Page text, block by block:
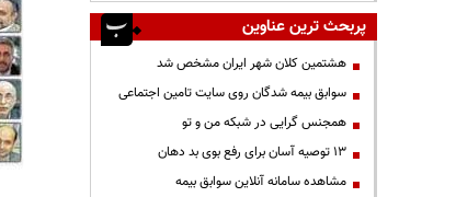
پربحث ترین عناوین
هشتمین کلان شهر ایران مشخص شد
سوابق بیمه شدگان روی سایت تامین اجتماعی
همجنس گرایی در شبکه من و تو
13 توصیه آسان برای رفع بوی بد دهان
مشاهده سامانه آنلاين سوابق بیمه